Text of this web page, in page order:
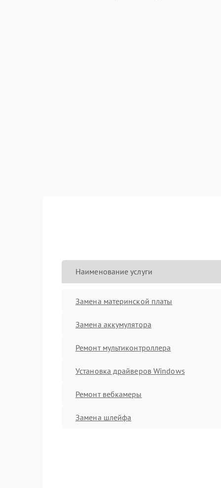
Наименование услуги
Замена материнской платы
Замена аккумулятора
Ремонт мультиконтроллера
Установка драйверов Windows
Ремонт вебкамеры
Замена шлейфа